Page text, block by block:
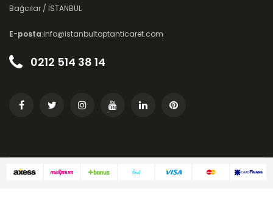
Bağcılar / İSTANBUL
E-posta:info@istanbultoptanticaret.com
0212 514 38 14